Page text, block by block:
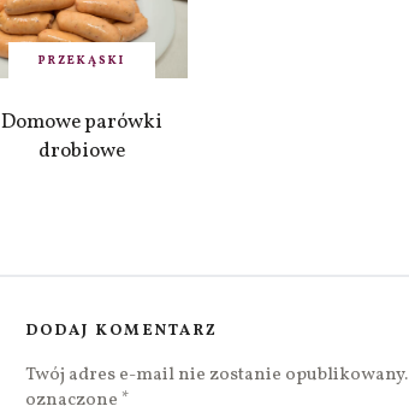
PRZEKĄSKI
Domowe parówki
drobiowe
DODAJ KOMENTARZ
Twój adres e-mail nie zostanie opublikowany.
oznaczone *